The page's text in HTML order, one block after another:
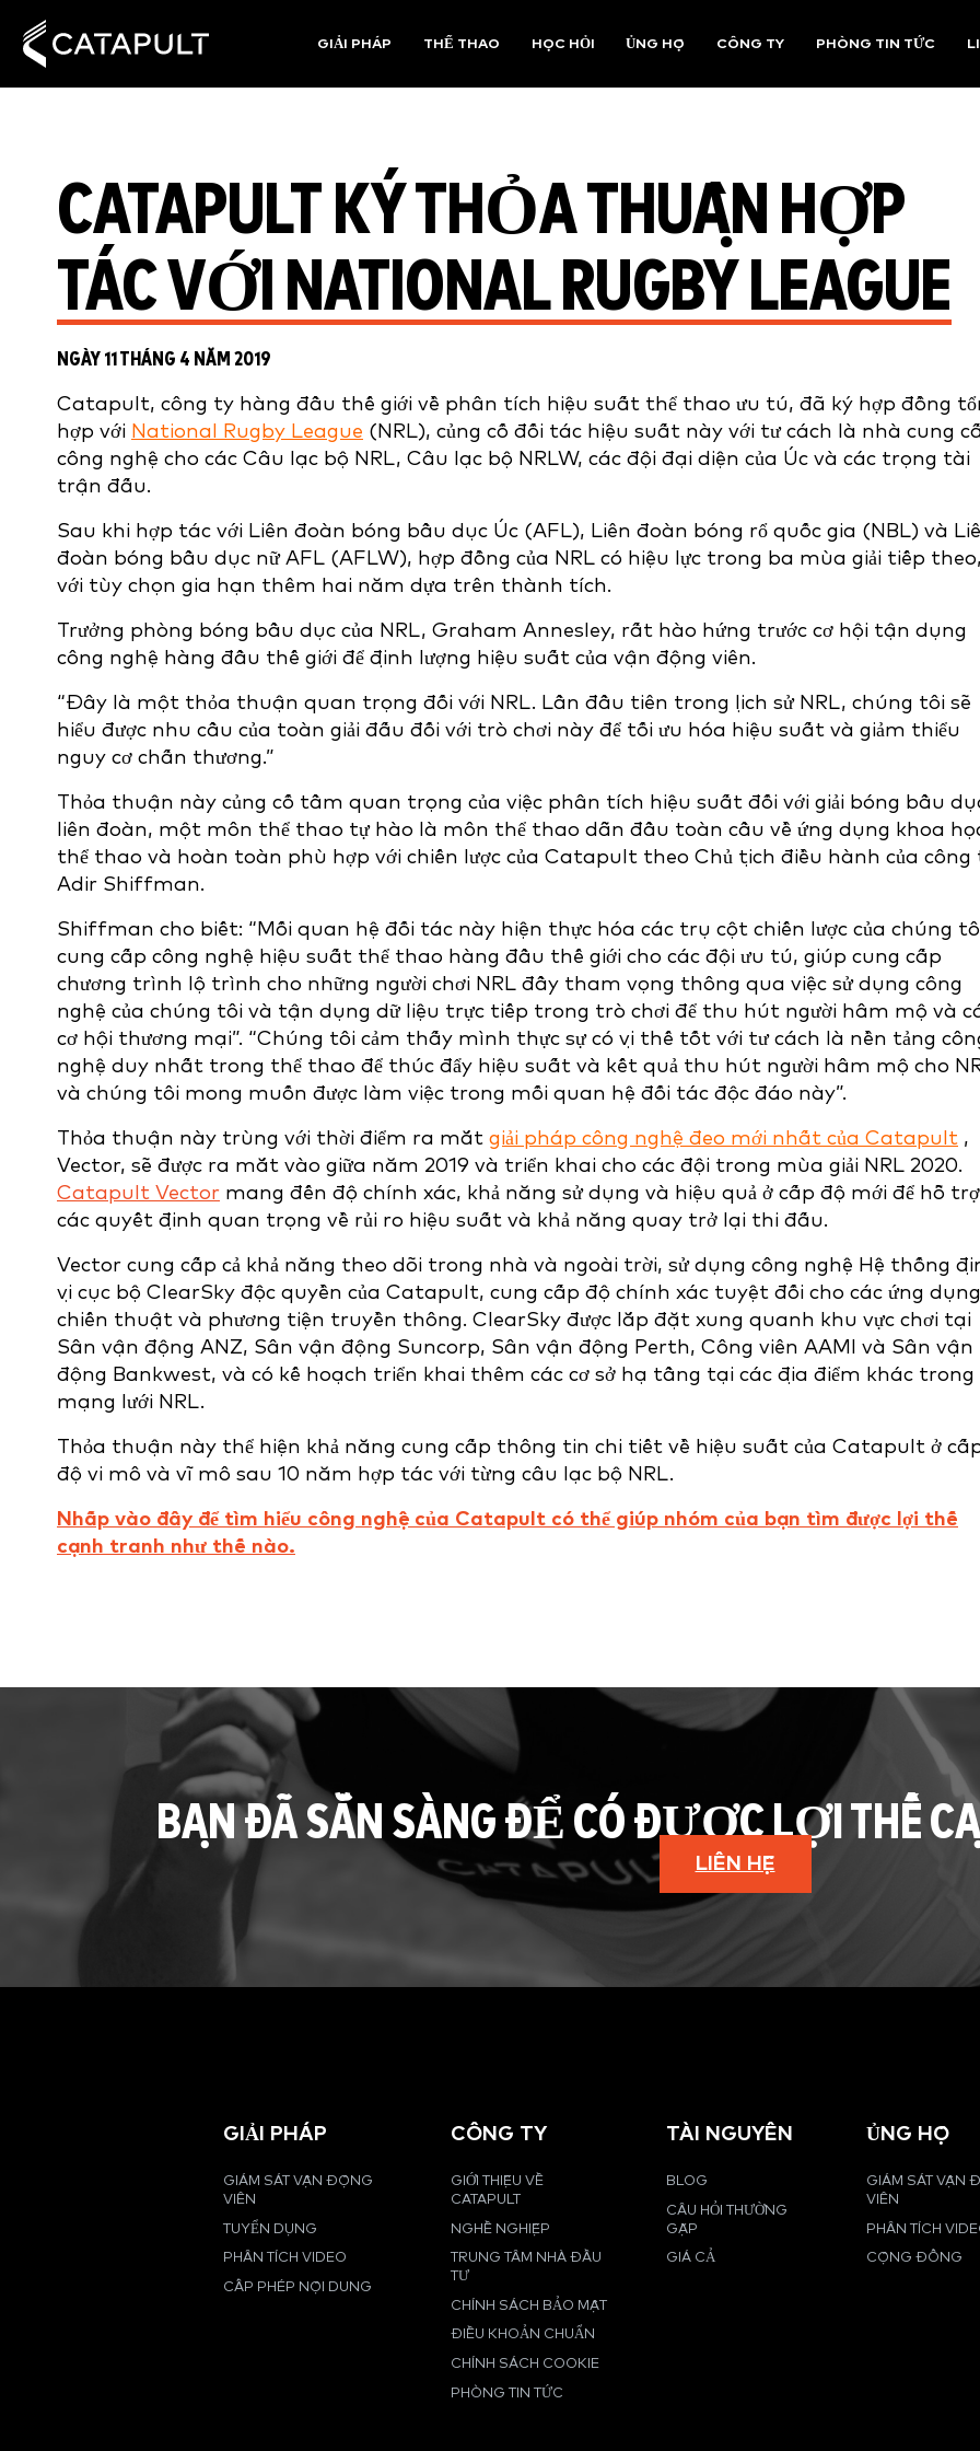
GIẢI PHÁP THỂ THAO HỌC HỎI ỦNG HỘ CÔNG TY PHÒNG TIN TỨC
CATAPULT KÝ THỎA THUẬN HỢP
TÁC VỚI NATIONAL RUGBY LEAGUE
NGÀY 11 THÁNG 4 NĂM 2019
Catapult, công ty hàng đầu thế giới về phân tích hiệu suất thể thao ưu tú, đã ký hợp đồng
hợp với National Rugby League (NRL), củng cố đối tác hiệu suất này với tư cách là nhà cung
công nghệ cho các Câu lạc bộ NRL, Câu lạc bộ NRLW, các đội đại diện của Úc và các trọng tài
trận đấu.
Sau khi hợp tác với Liên đoàn bóng bầu dục Úc (AFL), Liên đoàn bóng rổ quốc gia (NBL) và
đoàn bóng bầu dục nữ AFL (AFLW), hợp đồng của NRL có hiệu lực trong ba mùa giải tiếp theo,
với tùy chọn gia hạn thêm hai năm dựa trên thành tích.
Trưởng phòng bóng bầu dục của NRL, Graham Annesley, rất hào hứng trước cơ hội tận dụng
công nghệ hàng đầu thế giới để định lượng hiệu suất của vận động viên.
“Đây là một thỏa thuận quan trọng đối với NRL. Lần đầu tiên trong lịch sử NRL, chúng tôi sẽ
hiểu được nhu cầu của toàn giải đấu đối với trò chơi này để tối ưu hóa hiệu suất và giảm thiểu
nguy cơ chấn thương.”
Thỏa thuận này củng cố tầm quan trọng của việc phân tích hiệu suất đối với giải bóng bầu
liên đoàn, một môn thể thao tự hào là môn thể thao dẫn đầu toàn cầu về ứng dụng khoa
thể thao và hoàn toàn phù hợp với chiến lược của Catapult theo Chủ tịch điều hành của công
Adir Shiffman.
Shiffman cho biết: “Mối quan hệ đối tác này hiện thực hóa các trụ cột chiến lược của chúng
cung cấp công nghệ hiệu suất thể thao hàng đầu thế giới cho các đội ưu tú, giúp cung cấp
chương trình lộ trình cho những người chơi NRL đầy tham vọng thông qua việc sử dụng công
nghệ của chúng tôi và tận dụng dữ liệu trực tiếp trong trò chơi để thu hút người hâm mộ và
cơ hội thương mại”. “Chúng tôi cảm thấy mình thực sự có vị thế tốt với tư cách là nền tảng
nghệ duy nhất trong thể thao để thúc đẩy hiệu suất và kết quả thu hút người hâm mộ cho
và chúng tôi mong muốn được làm việc trong mối quan hệ đối tác độc đáo này”.
Thỏa thuận này trùng với thời điểm ra mắt giải pháp công nghệ đeo mới nhất của Catapult ,
Vector, sẽ được ra mắt vào giữa năm 2019 và triển khai cho các đội trong mùa giải NRL 2020.
Catapult Vector mang đến độ chính xác, khả năng sử dụng và hiệu quả ở cấp độ mới để hỗ trợ
các quyết định quan trọng về rủi ro hiệu suất và khả năng quay trở lại thi đấu.
Vector cung cấp cả khả năng theo dõi trong nhà và ngoài trời, sử dụng công nghệ Hệ thống
vị cục bộ ClearSky độc quyền của Catapult, cung cấp độ chính xác tuyệt đối cho các ứng dụng
chiến thuật và phương tiện truyền thông. ClearSky được lắp đặt xung quanh khu vực chơi tại
Sân vận động ANZ, Sân vận động Suncorp, Sân vận động Perth, Công viên AAMI và Sân vận
động Bankwest, và có kế hoạch triển khai thêm các cơ sở hạ tầng tại các địa điểm khác trong
mạng lưới NRL.
Thỏa thuận này thể hiện khả năng cung cấp thông tin chi tiết về hiệu suất của Catapult ở
độ vi mô và vĩ mô sau 10 năm hợp tác với từng câu lạc bộ NRL.
Nhấp vào đây để tìm hiểu công nghệ của Catapult có thể giúp nhóm của bạn tìm được lợi thế
cạnh tranh như thế nào.
BẠN ĐÃ SẴN SÀNG ĐỂ CÓ ĐƯỢC LỢI THẾ
LIÊN HỆ
GIẢI PHÁP
GIÁM SÁT VẬN ĐỘNG
VIÊN
TUYỂN DỤNG
PHÂN TÍCH VIDEO
CẤP PHÉP NỘI DUNG
CÔNG TY
GIỚI THIỆU VỀ
CATAPULT
NGHỀ NGHIỆP
TRUNG TÂM NHÀ ĐẦU
TƯ
CHÍNH SÁCH BẢO MẬT
ĐIỀU KHOẢN CHUẨN
CHÍNH SÁCH COOKIE
PHÒNG TIN TỨC
TÀI NGUYÊN
BLOG
CÂU HỎI THƯỜNG
GẶP
GIÁ CẢ
ỦNG HỘ
GIÁM SÁT VẬN
VIÊN
PHÂN TÍCH
CỘNG ĐỒNG